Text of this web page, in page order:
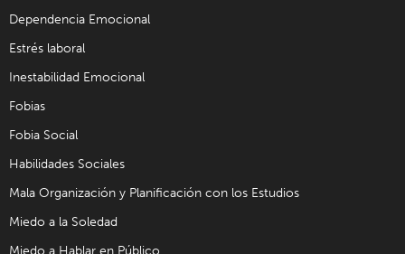
Dependencia Emocional
Estrés laboral
Inestabilidad Emocional
Fobias
Fobia Social
Habilidades Sociales
Mala Organización y Planificación con los Estudios
Miedo a la Soledad